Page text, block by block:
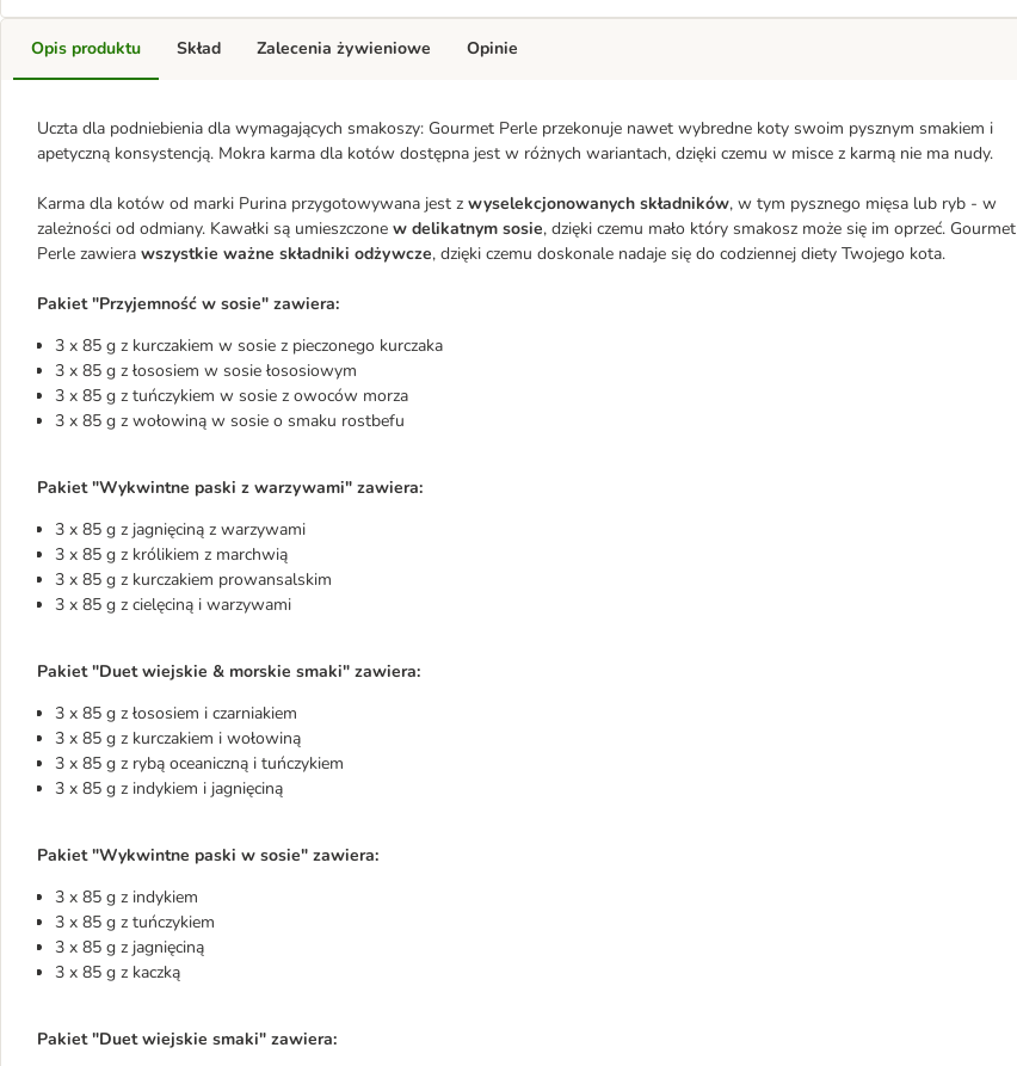
Opis produktu
Uczta dla podniebienia dla wymagających smakoszy: Gourmet Perle przekonuje nawet wybredne koty swoim pysznym smakiem i
apetyczną konsystencją. Mokra karma dla kotów dostępna jest w różnych wariantach, dzięki czemu w misce z karmą nie ma nudy.
Karma dla kotów od marki Purina przygotowywana jest z wyselekcjonowanych składników, w tym pysznego mięsa lub ryb - w
zależności od odmiany. Kawałki są umieszczone w delikatnym sosie, dzięki czemu mało który smakosz może się im oprzeć. Gourmet
Perle zawiera wszystkie ważne składniki odżywcze, dzięki czemu doskonale nadaje się do codziennej diety Twojego kota.
Pakiet "Przyjemność w sosie" zawiera:
3 x 85 g z kurczakiem w sosie z pieczonego kurczaka
3 x 85 g z łososiem w sosie łososiowym
3 x 85 g z tuńczykiem w sosie z owoców morza
3 x 85 g z wołowiną w sosie o smaku rostbefu
Pakiet "Wykwintne paski z warzywami" zawiera:
3 x 85 g z jagnięciną z warzywami
3 x 85 g z królikiem z marchwią
3 x 85 g z kurczakiem prowansalskim
3 x 85 g z cielęciną i warzywami
Pakiet "Duet wiejskie & morskie smaki" zawiera:
3 x 85 g z łososiem i czarniakiem
3 x 85 g z kurczakiem i wołowiną
3 x 85 g z rybą oceaniczną i tuńczykiem
3 x 85 g z indykiem i jagnięciną
Pakiet "Wykwintne paski w sosie" zawiera:
3 x 85 g z indykiem
3 x 85 g z tuńczykiem
3 x 85 g z jagnięciną
3 x 85 g z kaczką
Pakiet "Duet wiejskie smaki" zawiera:
Skład Zalecenia żywieniowe Opinie